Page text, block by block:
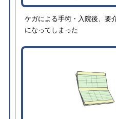
ケガによる手術・入院後、要
になってしまった